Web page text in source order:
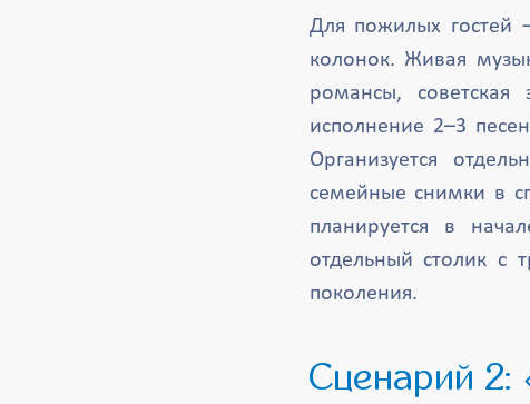
Для пожилых гостей
колонок. Живая
романсы,
исполнение 2–3
Организуется
семейные снимки в
планируется в
отдельный столик с
поколения.
Сценарий 2: «Мужская вечеринка» — вечер в